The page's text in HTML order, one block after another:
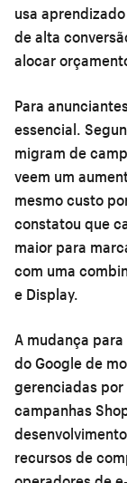
usa
de alta
alocar
Para
essencial.
migram de
veem um
mesmo custo
constatou que
maior para
com uma
e Display.
A mudança
do Google de
gerenciadas por
campanhas
recursos de